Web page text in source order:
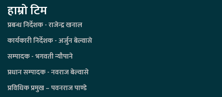
हाम्रो टिम
प्रबन्ध निर्देशक - राजेन्द्र खनाल
कार्यकारी निर्देशक - अर्जुन बेल्वासे
सम्पादक - भगवती न्यौपाने
प्रधान सम्पादक - नवराज बेल्वासे
प्रविधिक प्रमुख – पवनराज पाण्डे